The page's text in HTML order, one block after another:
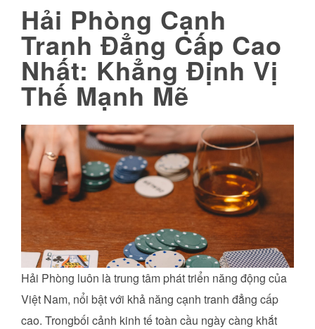
Hải Phòng Cạnh
Tranh Đẳng Cấp Cao
Nhất: Khẳng Định Vị
Thế Mạnh Mẽ
Hải Phòng luôn là trung tâm phát triển năng động của
Việt Nam, nổi bật với khả năng cạnh tranh đẳng cấp
cao. Trongbối cảnh kinh tế toàn cầu ngày càng khắt